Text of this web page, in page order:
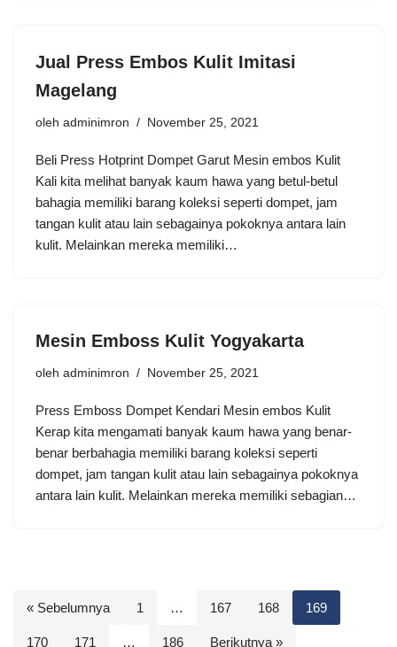
Jual Press Embos Kulit Imitasi
Magelang
oleh adminimron November 25, 2021
Beli Press Hotprint Dompet Garut Mesin embos Kulit
Kali kita melihat banyak kaum hawa yang betul-betul
bahagia memiliki barang koleksi seperti dompet, jam
tangan kulit atau lain sebagainya pokoknya antara lain
kulit. Melainkan mereka memiliki…
Mesin Emboss Kulit Yogyakarta
oleh adminimron November 25, 2021
Press Emboss Dompet Kendari Mesin embos Kulit
Kerap kita mengamati banyak kaum hawa yang benar-
benar berbahagia memiliki barang koleksi seperti
dompet, jam tangan kulit atau lain sebagainya pokoknya
antara lain kulit. Melainkan mereka memiliki sebagian…
« Sebelumnya 1 … 167 168 169
170 171 … 186 Berikutnya »